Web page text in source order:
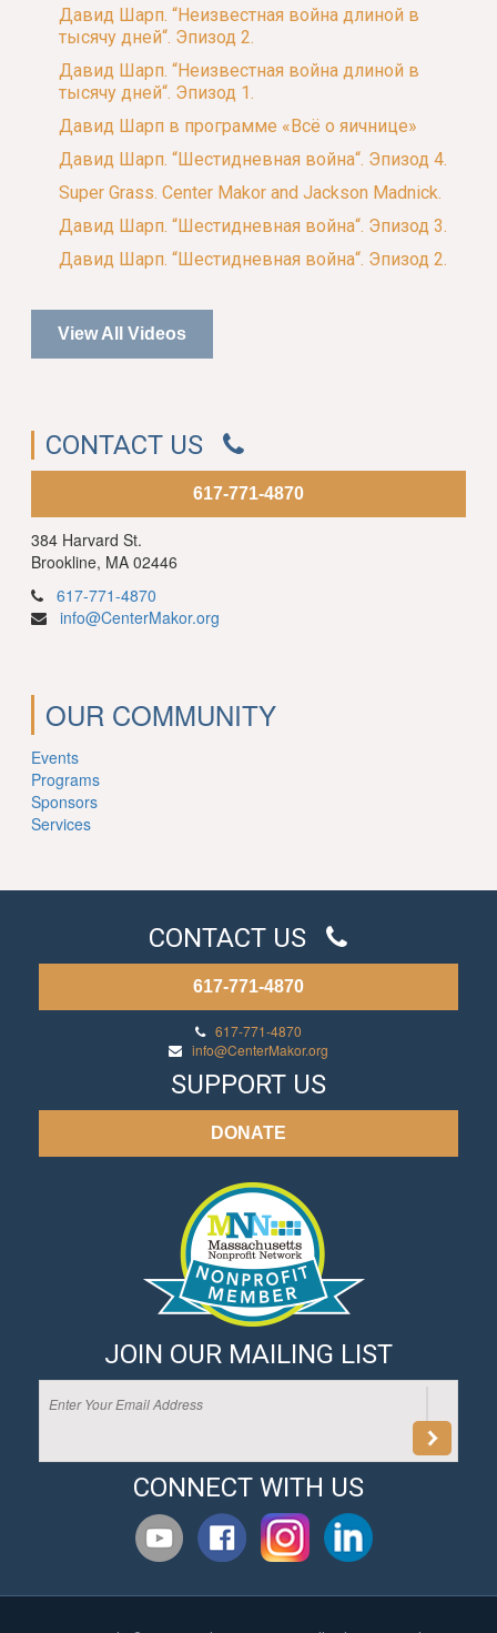
Давид Шарп. “Неизвестная война длиной в
тысячу дней“. Эпизод 2.
Давид Шарп. “Неизвестная война длиной в
тысячу дней“. Эпизод 1.
Давид Шарп в программе «Всё о яичнице»
Давид Шарп. “Шестидневная война“. Эпизод 4.
Super Grass. Center Makor and Jackson Madnick.
Давид Шарп. “Шестидневная война“. Эпизод 3.
Давид Шарп. “Шестидневная война“. Эпизод 2.
View All Videos
CONTACT US
617-771-4870
384 Harvard St.
Brookline, MA 02446
617-771-4870
info@CenterMakor.org
OUR COMMUNITY
Events
Programs
Sponsors
Services
CONTACT US
617-771-4870
617-771-4870
info@CenterMakor.org
SUPPORT US
DONATE
JOIN OUR MAILING LIST
CONNECT WITH US